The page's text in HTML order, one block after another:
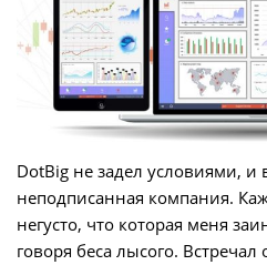
DotBig не задел условиями,
неподписанная компания.
негусто, что которая меня
говоря беса лысого. Встречал